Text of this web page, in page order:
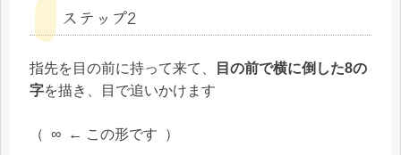
ステップ2
指先を目の前に持って来て、
目の前で横に倒した8の
字を描き、目で追いかけます
（ ∞ ← この形です ）